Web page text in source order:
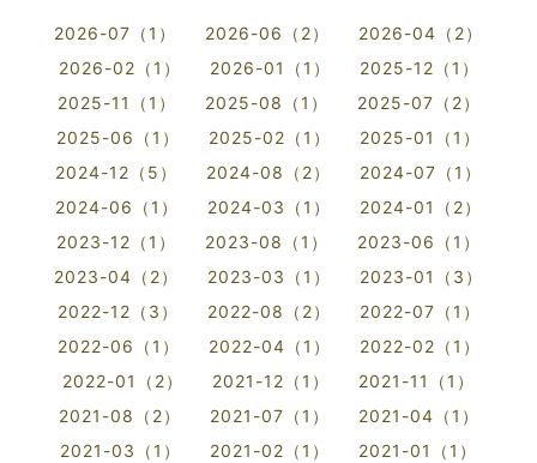
2026-07（1） 2026-06（2）
2026-04（2）
2026-02（1）
2026-01（1）
2025-12（1）
2025-11（1）
2025-08（1）
2025-07（2）
2025-06（1）
2025-02（1）
2025-01（1）
2024-12（5）
2024-08（2）
2024-07（1）
2024-06（1）
2024-03（1）
2024-01（2）
2023-12（1）
2023-08（1）
2023-06（1）
2023-04（2）
2023-03（1）
2023-01（3）
2022-12（3）
2022-08（2）
2022-07（1）
2022-06（1）
2022-04（1）
2022-02（1）
2022-01（2）
2021-12（1）
2021-11（1）
2021-08（2）
2021-07（1）
2021-04（1）
2021-03（1）
2021-02（1）
2021-01（1）